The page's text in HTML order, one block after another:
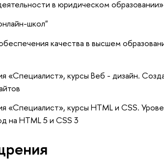
в юридическом образовании»
школ"
качества в высшем
«Специалист», курсы Веб - дизайн.
«Специалист», курсы HTML и CSS.
на HTML 5 и СSS 3